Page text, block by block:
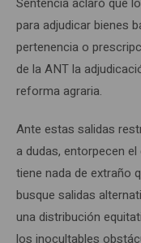
para adjudicar bienes
pertenencia o
de la ANT la
reforma agraria.
Ante estas salidas
a dudas, entorpecen
tiene nada de extraño
busque salidas
una distribución
los inocultables